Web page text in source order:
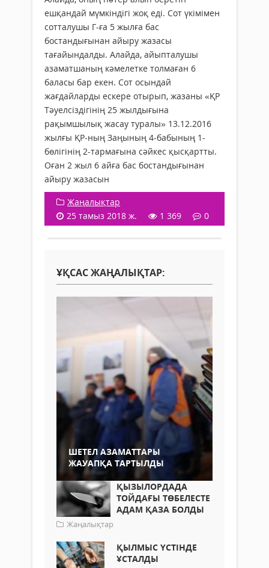
ешқандай мүмкіндігі жоқ еді. Сот үкімімен
сотталушы Г-ға 5 жылға бас
бостандығынан айыру жазасы
тағайындалды. Алайда, айыпталушы
азаматшаның кәмелетке толмаған 6
баласы бар екен. Сот осындай
жағдайларды ескере отырып, жазаны «ҚР
Тәуелсіздігінің 25 жылдығына
рақымшылық жасау туралы» 13.12.2016
жылғы ҚР-ның Заңының 4-бабының 1-
бөлігінің 2-тармағына сәйкес қысқартты.
Оған 2 жыл 6 айға бас бостандығынан
айыру жазасын
Жаңалықтар
25 тамыз 2018 ж.
1 369 0
ҰҚСАС ЖАҢАЛЫҚТАР:
ШЕТЕЛ АЗАМАТТАРЫ
ЖАУАПҚА ТАРТЫЛДЫ
ҚЫЗЫЛОРДАДА
ТОЙДАҒЫ ТӨБЕЛЕСТЕ
АДАМ ҚАЗА БОЛДЫ
Жаңалықтар
ҚЫЛМЫС ҮСТІНДЕ
ҰСТАЛДЫ